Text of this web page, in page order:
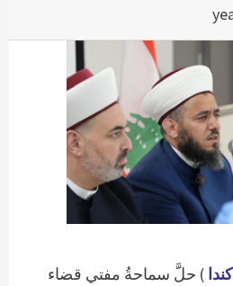
) حلَّ سماحةُ مفتي قضاء